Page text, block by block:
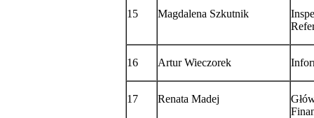
15 Magdalena Szkutnik
16 Artur Wieczorek
17 Renata Madej